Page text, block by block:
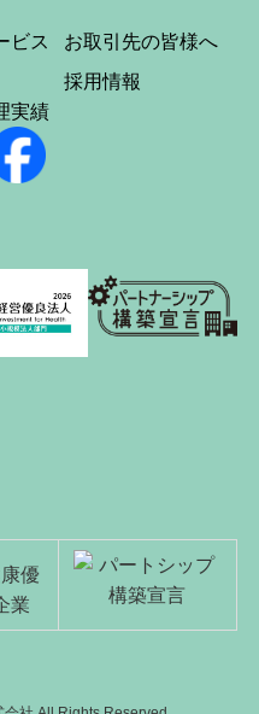
ビス
実績
お取引先の皆様へ
採用情報